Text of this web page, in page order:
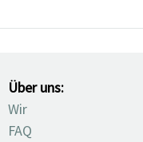
Über uns:
Wir
FAQ